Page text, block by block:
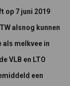
op 7 juni 2019
alsnog kunnen
als melkvee in
VLB en LTO
een